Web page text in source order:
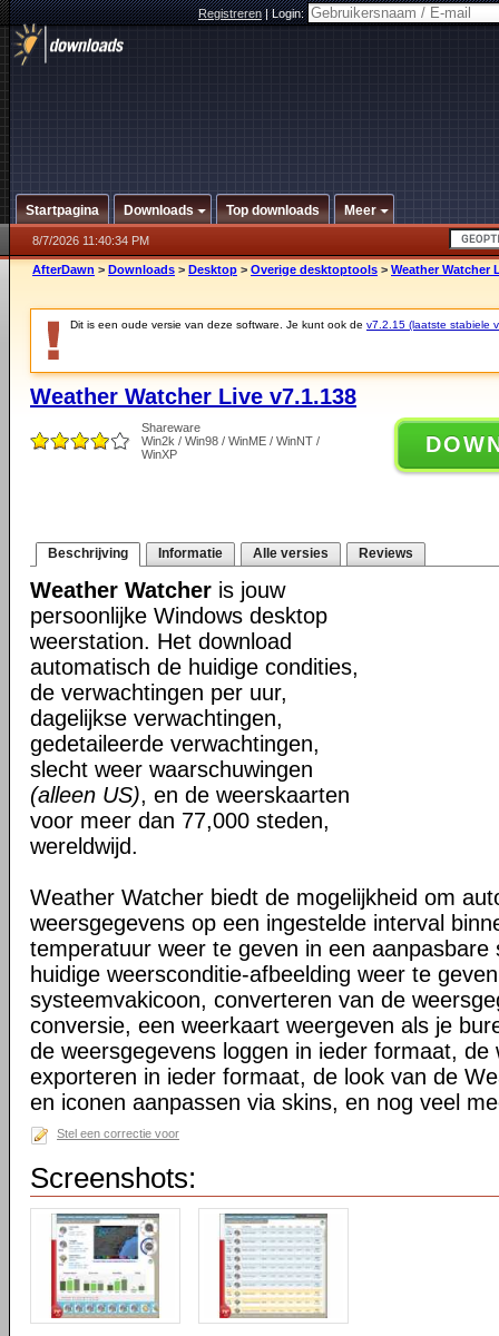
Registreren|Login:
Startpagina Downloads Top downloads Meer
8/7/2026 11:40:34 PM
AfterDawn > Downloads > Desktop > Overige desktoptools > Weather Watcher
Dit is een oude versie van deze software. Je kunt ook de v7.2.15 (laatste stabiele
Weather Watcher Live v7.1.138
Shareware
Win2k / Win98 / WinME / WinNT /
WinXP
Beschrijving Informatie Alle versies Reviews
Weather Watcher is jouw
persoonlijke Windows desktop
weerstation. Het download
automatisch de huidige condities,
de verwachtingen per uur,
dagelijkse verwachtingen,
gedetaileerde verwachtingen,
slecht weer waarschuwingen
(alleen US), en de weerskaarten
voor meer dan 77,000 steden,
wereldwijd.
Weather Watcher biedt de mogelijkheid om
weersgegevens op een ingestelde interval
temperatuur weer te geven in een aanpasbare
huidige weersconditie-afbeelding weer te
systeemvakicoon, converteren van de
conversie, een weerkaart weergeven als je
de weersgegevens loggen in ieder formaat, de
exporteren in ieder formaat, de look van de
en iconen aanpassen via skins, en nog veel
Stel een correctie voor
Screenshots: